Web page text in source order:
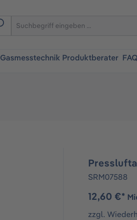
Gasmesstechnik Produktberater FAQ
SRM07588
12,60 €*
zzgl.